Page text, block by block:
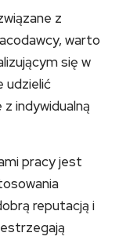
z
warto
się w
udzielić
indywidualną
pracy jest
reputacją i